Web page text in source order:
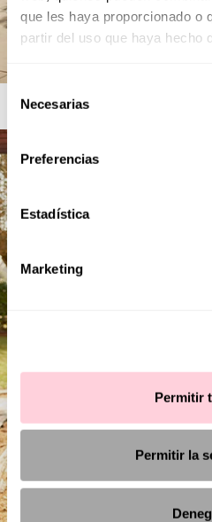
que les haya proporcionado o
partir del uso que haya hecho
Selección
consentimiento
Necesarias
Preferencias
Estadística
Marketing
Permitir
Permitir la
AIRE BARCELONA